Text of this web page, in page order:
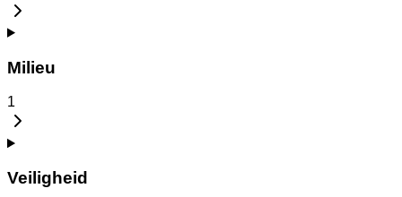
Milieu
1
Veiligheid